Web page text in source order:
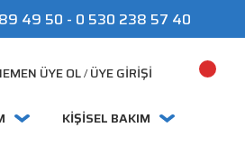
49 50 - 0 530 238 57 40
ÜYE OL/ ÜYE GIRIŞI
KİŞİSEL BAKIM